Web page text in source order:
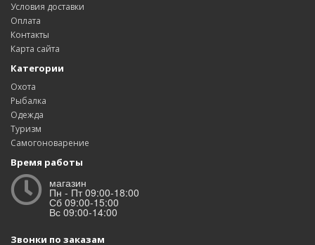
Условия доставки
Оплата
Контакты
Карта сайта
Категории
Охота
Рыбалка
Одежда
Туризм
Самогоноварение
Время работы
магазин
Пн - Пт 09:00-18:00
Сб 09:00-15:00
Вс 09:00-14:00
Звонки по заказам